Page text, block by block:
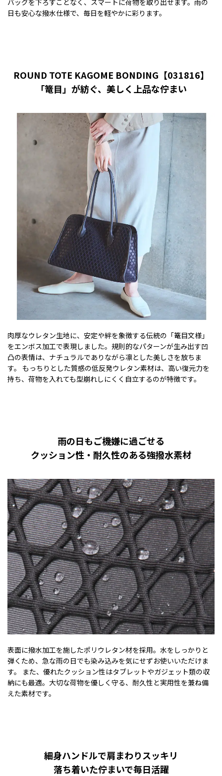
バッグを下ろすことなく、スマートに荷物を取り出せます。雨の
日も安心な撥水仕様で、毎日を軽やかに彩ります。
ROUND TOTE KAGOME BONDING【031816】
「篭目」が紡ぐ、美しく上品な佇まい
肉厚なウレタン生地に、安定や絆を象徴する伝統の「篭目文様」
をエンボス加工で表現しました。規則的なパターンが生み出す凹
凸の表情は、ナチュラルでありながら凛とした美しさを放ちま
す。 もっちりとした質感の低反発ウレタン素材は、高い復元力を
持ち、荷物を入れても型崩れしにくく自立するのが特徴です。
雨の日もご機嫌に過ごせる
クッション性・耐久性のある強撥水素材
表面に撥水加工を施したポリウレタン材を採用。水をしっかりと
弾くため、急な雨の日でも染み込みを気にせずお使いいただけま
す。 また、優れたクッション性はタブレットやガジェット類の収
納にも最適。大切な荷物を優しく守る、耐久性と実用性を兼ね備
えた素材です。
細身ハンドルで肩まわりスッキリ
落ち着いた佇まいで毎日活躍